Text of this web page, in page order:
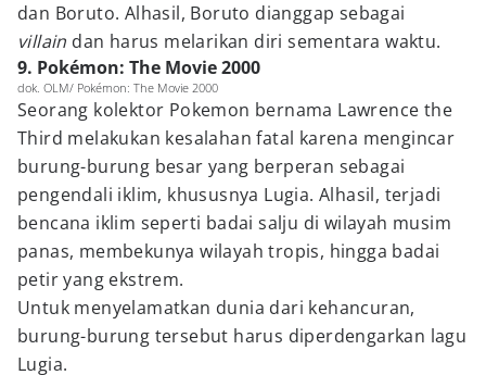
dan Boruto. Alhasil, Boruto dianggap sebagai
villain dan harus melarikan diri sementara waktu.
9. Pokémon: The Movie 2000
dok. OLM/ Pokémon: The Movie 2000
Seorang kolektor Pokemon bernama Lawrence the
Third melakukan kesalahan fatal karena mengincar
burung-burung besar yang berperan sebagai
pengendali iklim, khususnya Lugia. Alhasil, terjadi
bencana iklim seperti badai salju di wilayah musim
panas, membekunya wilayah tropis, hingga badai
petir yang ekstrem.
Untuk menyelamatkan dunia dari kehancuran,
burung-burung tersebut harus diperdengarkan lagu
Lugia.